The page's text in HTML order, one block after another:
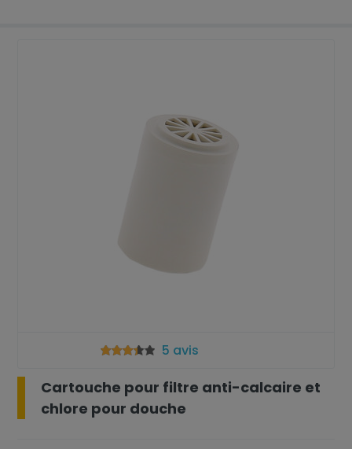
5 avis
Cartouche pour filtre anti-calcaire et
chlore pour douche